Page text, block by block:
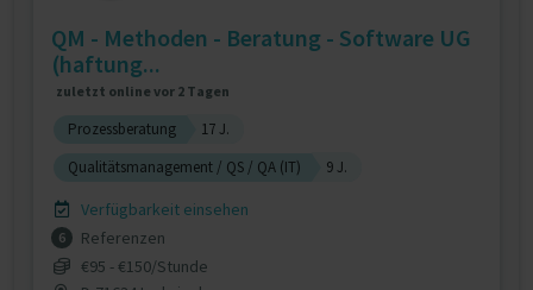
QM - Methoden - Beratung - Software UG
(haftung...
zuletzt online vor 2 Tagen
Prozessberatung
17 J.
Qualitätsmanagement / QS / QA (IT)
9 J.
Verfügbarkeit einsehen
6
Referenzen
€95 - €150/Stunde